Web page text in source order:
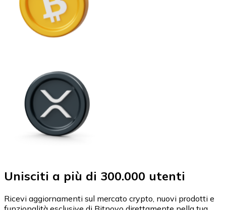
Unisciti a più di 300.000 utenti
Ricevi aggiornamenti sul mercato crypto, nuovi prodotti e